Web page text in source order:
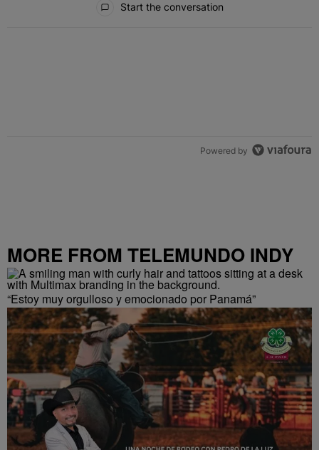
Start the conversation
Powered by
MORE FROM TELEMUNDO INDY
“Estoy muy orgulloso y emocionado por Panamá”